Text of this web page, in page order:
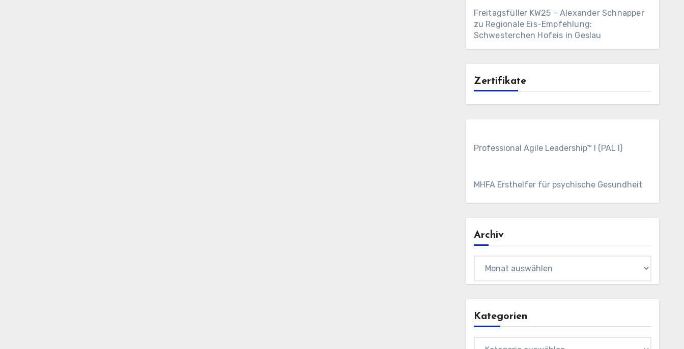
Freitagsfüller KW25 – Alexander Schnapper
zu Regionale Eis-Empfehlung:
Schwesterchen Hofeis in Geslau
Zertifikate
Professional Agile Leadership™ I (PAL I)
MHFA Ersthelfer für psychische Gesundheit
Archiv
Kategorien